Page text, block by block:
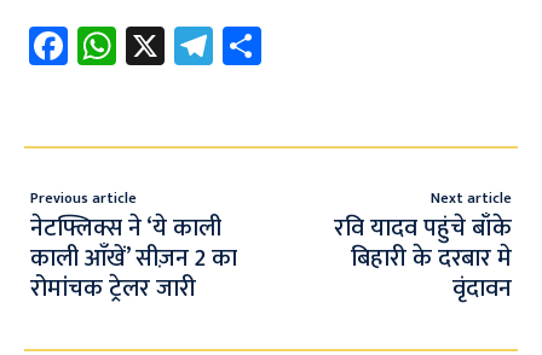
Fa
ce
o
o
k
W
h
s
A
p
p
X Te
le
a
m
e
Previous article
नेटफ्लिक्स ने ‘ये काली
काली आँखें’ सीज़न 2 का
रोमांचक ट्रेलर जारी
Next article
रवि यादव पहुंचे बाँके
बिहारी के दरबार मे
वृंदावन